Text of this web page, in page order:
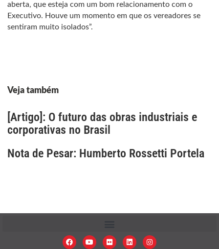
aberta, que esteja com um bom relacionamento com o
Executivo. Houve um momento em que os vereadores se
sentiram muito isolados”.
Veja também
[Artigo]: O futuro das obras industriais e
corporativas no Brasil
Nota de Pesar: Humberto Rossetti Portela